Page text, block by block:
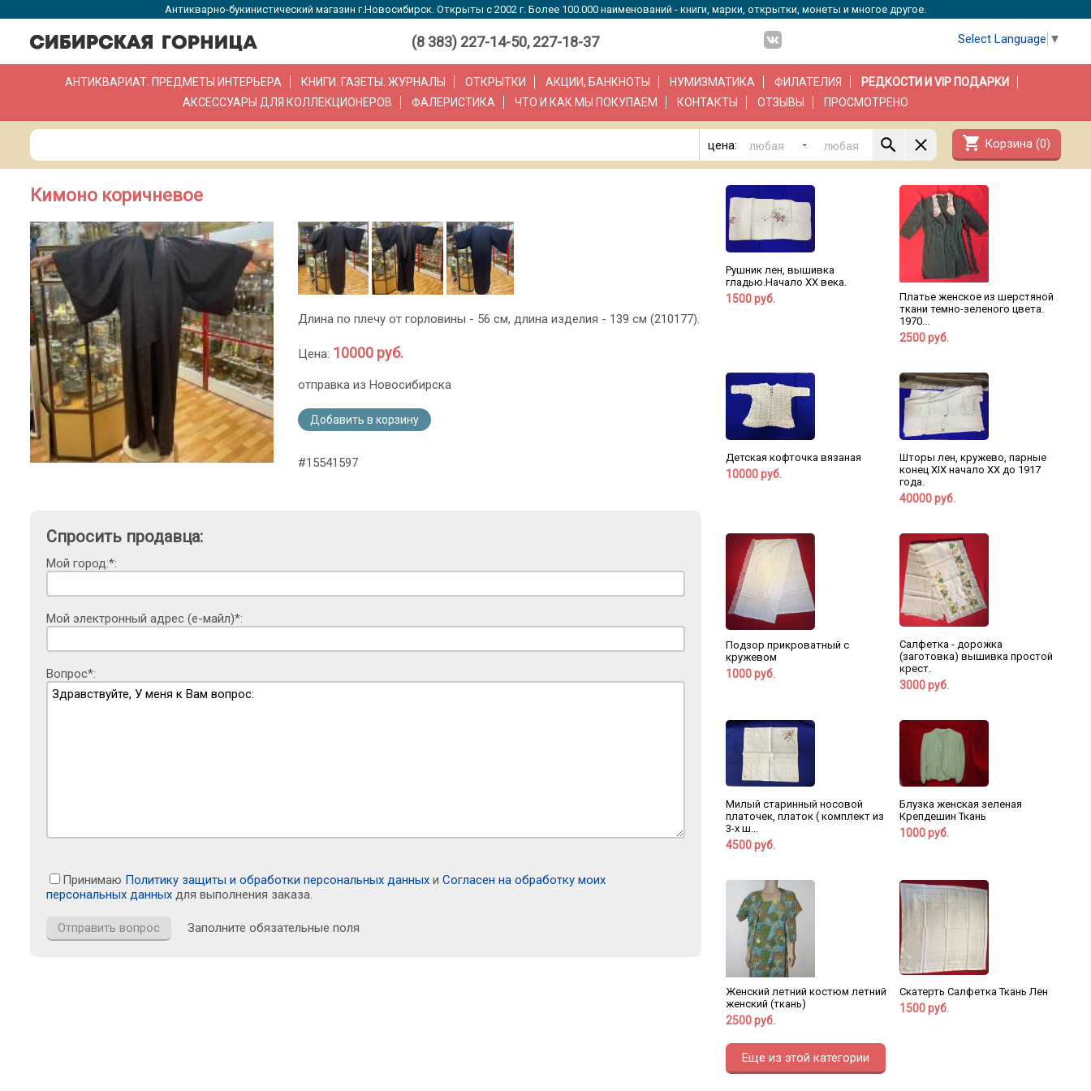
Антикварно-букинистический магазин г.Новосибирск. Открыты с 2002 г. Более 100.000 наименований - книги, марки, открытки, монеты и многое другое.
(8 383) 227-14-50, 227-18-37 Select Language ▼
АНТИКВАРИАТ. ПРЕДМЕТЫ ИНТЕРЬЕРА КНИГИ. ГАЗЕТЫ. ЖУРНАЛЫ ОТКРЫТКИ АКЦИИ, БАНКНОТЫ НУМИЗМАТИКА ФИЛАТЕЛИЯ
РЕДКОСТИ И VIP ПОДАРКИ
АКСЕССУАРЫ ДЛЯ КОЛЛЕКЦИОНЕРОВ
ФАЛЕРИСТИКА ЧТО И КАК МЫ ПОКУПАЕМ КОНТАКТЫ ОТЗЫВЫ ПРОСМОТРЕНО
цена: - shopping_cart Корзина (0)
Кимоно коричневое
Длина по плечу от горловины - 56 см, длина изделия - 139 см (210177).
Цена: 10000 руб.
отправка из Новосибирска
Добавить в корзину
#15541597
Спросить продавца:
Мой город:*:
Мой электронный адрес (е-майл)*:
Вопрос*:
Принимаю Политику защиты и обработки персональных данных и Согласен на обработку моих
персональных данных для выполнения заказа.
Заполните обязательные поля
Рушник лен, вышивка
гладью.Начало ХХ века.
1500 руб.
Платье женское из шерстяной
ткани темно-зеленого цвета.
1970...
2500 руб.
Детская кофточка вязаная
10000 руб.
Шторы лен, кружево, парные
конец XIX начало XX до 1917
года.
40000 руб.
Подзор прикроватный с
кружевом
1000 руб.
Салфетка - дорожка
(заготовка) вышивка простой
крест.
3000 руб.
Милый старинный носовой
платочек, платок ( комплект из
3-х ш...
4500 руб.
Блузка женская зеленая
Крепдешин Ткань
1000 руб.
Женский летний костюм летний
женский (ткань)
2500 руб.
Скатерть Салфетка Ткань Лен
1500 руб.
Еще из этой категории